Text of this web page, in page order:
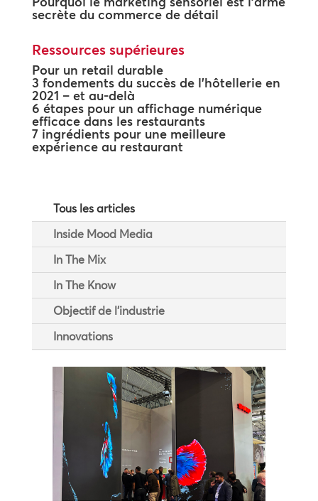
secrète du commerce de détail
Ressources supérieures
Pour un retail durable
3 fondements du succès de l’hôtellerie en
2021 – et au-delà
6 étapes pour un affichage numérique
efficace dans les restaurants
7 ingrédients pour une meilleure
expérience au restaurant
Tous les articles
Inside Mood Media
In The Mix
In The Know
Objectif de l'industrie
Innovations